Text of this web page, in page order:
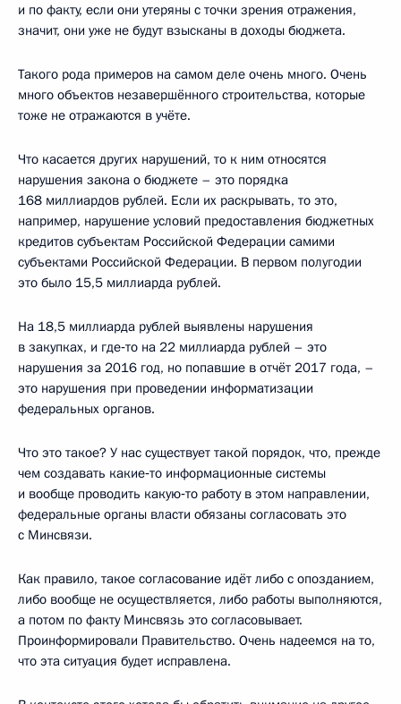
и по факту, если они утеряны с точки зрения отражения,
значит, они уже не будут взысканы в доходы бюджета.
Такого рода примеров на самом деле очень много. Очень
много объектов незавершённого строительства, которые
тоже не отражаются в учёте.
Что касается других нарушений, то к ним относятся
нарушения закона о бюджете – это порядка
168 миллиардов рублей. Если их раскрывать, то это,
например, нарушение условий предоставления бюджетных
кредитов субъектам Российской Федерации самими
субъектами Российской Федерации. В первом полугодии
это было 15,5 миллиарда рублей.
На 18,5 миллиарда рублей выявлены нарушения
в закупках, и где‑то на 22 миллиарда рублей – это
нарушения за 2016 год, но попавшие в отчёт 2017 года, –
это нарушения при проведении информатизации
федеральных органов.
Что это такое? У нас существует такой порядок, что, прежде
чем создавать какие‑то информационные системы
и вообще проводить какую‑то работу в этом направлении,
федеральные органы власти обязаны согласовать это
с Минсвязи.
Как правило, такое согласование идёт либо с опозданием,
либо вообще не осуществляется, либо работы выполняются,
а потом по факту Минсвязь это согласовывает.
Проинформировали Правительство. Очень надеемся на то,
что эта ситуация будет исправлена.